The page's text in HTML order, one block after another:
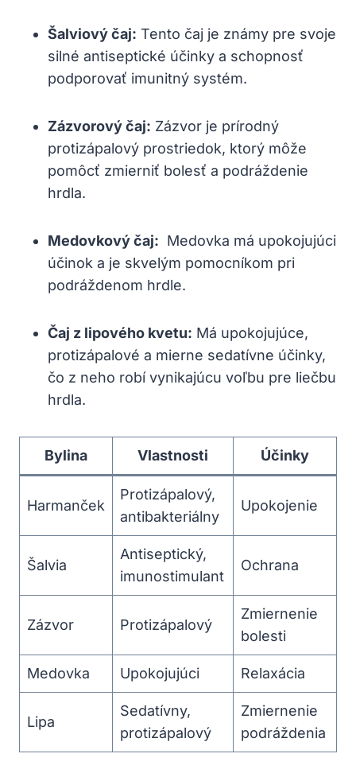
Šalviový čaj: Tento čaj je známy pre ‌svoje
⁣silné antiseptické účinky a schopnosť
podporovať imunitný systém.
Zázvorový čaj: Zázvor je prírodný
protizápalový prostriedok, ktorý môže
pomôcť zmierniť bolesť⁣ a podráždenie
hrdla.
Medovkový čaj: ⁤ Medovka má upokojujúci
účinok a je⁢ skvelým pomocníkom pri
podráždenom hrdle.
Čaj z lipového kvetu: Má upokojujúce,
protizápalové a mierne sedatívne účinky,
čo z‌ neho robí vynikajúcu voľbu pre liečbu
hrdla.
Bylina Vlastnosti Účinky
Harmanček
Protizápalový,
antibakteriálny
Upokojenie
Šalvia
Antiseptický,
⁣imunostimulant
Ochrana
Zázvor Protizápalový
Zmiernenie
bolesti
Medovka Upokojujúci Relaxácia
Lipa
Sedatívny,
protizápalový
Zmiernenie
podráždenia